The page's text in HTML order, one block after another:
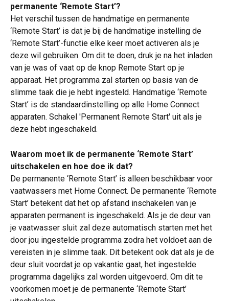
permanente ‘Remote Start’?
Het verschil tussen de handmatige en permanente
‘Remote Start’ is dat je bij de handmatige instelling de
‘Remote Start’-functie elke keer moet activeren als je
deze wil gebruiken. Om dit te doen, druk je na het inladen
van je was of vaat op de knop Remote Start op je
apparaat. Het programma zal starten op basis van de
slimme taak die je hebt ingesteld. Handmatige ‘Remote
Start’ is de standaardinstelling op alle Home Connect
apparaten. Schakel 'Permanent Remote Start' uit als je
deze hebt ingeschakeld.
Waarom moet ik de permanente ‘Remote Start’
uitschakelen en hoe doe ik dat?
De permanente ‘Remote Start’ is alleen beschikbaar voor
vaatwassers met Home Connect. De permanente ‘Remote
Start’ betekent dat het op afstand inschakelen van je
apparaten permanent is ingeschakeld. Als je de deur van
je vaatwasser sluit zal deze automatisch starten met het
door jou ingestelde programma zodra het voldoet aan de
vereisten in je slimme taak. Dit betekent ook dat als je de
deur sluit voordat je op vakantie gaat, het ingestelde
programma dagelijks zal worden uitgevoerd. Om dit te
voorkomen moet je de permanente ‘Remote Start’